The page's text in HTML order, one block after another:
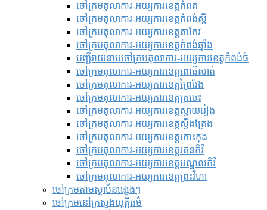
ចៅក្រមតុលាការ-អយ្យការខេត្តកំពត
ចៅក្រមតុលាការ-អយ្យការខេត្តកំពង់ស្ពឺ
ចៅក្រមតុលាការ-អយ្យការខេត្តតាកែវ
ចៅក្រមតុលាការ-អយ្យការខេត្តកំពង់ឆ្នាំង
បញ្ជីរាយនាមចៅក្រមតុលាការ-អយ្យការខេត្តកំពង់ធំ
ចៅក្រមតុលាការ-អយ្យការខេត្តពោធិ៍សាត់
ចៅក្រមតុលាការ-អយ្យការខេត្តព្រៃវែង
ចៅក្រមតុលាការ-អយ្យការខេត្តក្រចេះ
ចៅក្រមតុលាការ-អយ្យការខេត្តស្វាយរៀង
ចៅក្រមតុលាការ-អយ្យការខេត្តស្ទឹងត្រែង
ចៅក្រមតុលាការ-អយ្យការខេត្តកោះកុង
ចៅក្រមតុលាការ-អយ្យការខេត្តរតនគិរី
ចៅក្រមតុលាការ-អយ្យការខេត្តមណ្ឌលគិរី
ចៅក្រមតុលាការ-អយ្យការខេត្តព្រះវិហា
ចៅក្រមតាមស្ថាប័នផ្សេងៗ
ចៅក្រមនៅក្រសួងយុត្តិធម៌